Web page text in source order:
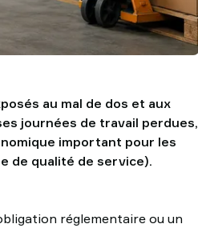
au mal de dos et aux
journées de travail perdues,
important pour les
de qualité de service).
réglementaire ou un